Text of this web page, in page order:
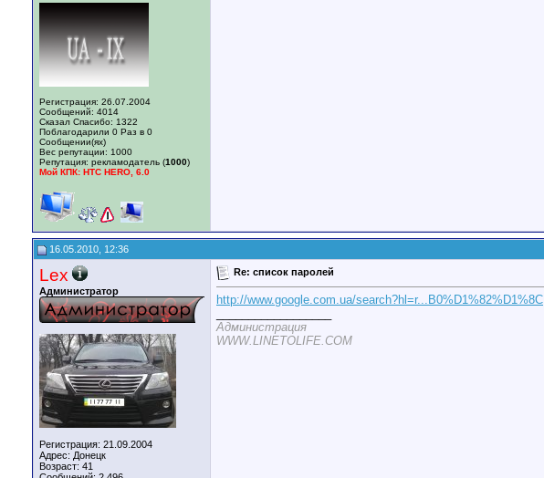
Регистрация: 26.07.2004
Сообщений: 4014
Сказал Спасибо: 1322
Поблагодарили 0 Раз в 0
Сообщении(ях)
Вес репутации: 1000
Репутация: рекламодатель (1000)
Мой КПК: HTC HERO, 6.0
16.05.2010, 12:36
Lex
Администратор
Регистрация: 21.09.2004
Адрес: Донецк
Возраст: 41
Re: список паролей
http://www.google.com.ua/search?hl=r...B0%D1%82%D1%8C
Администрация
WWW.LINETOLIFE.COM